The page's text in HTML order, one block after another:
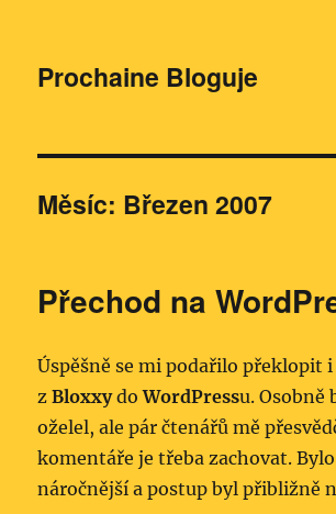
Prochaine Bloguje
Měsíc: Březen 2007
Přechod na
Úspěšně se mi podařilo překlopit
zBloxxydoWordPressu. Osobně
oželel, ale pár čtenářů mě
komentáře je třeba zachovat.
náročnější a postup byl přibližně